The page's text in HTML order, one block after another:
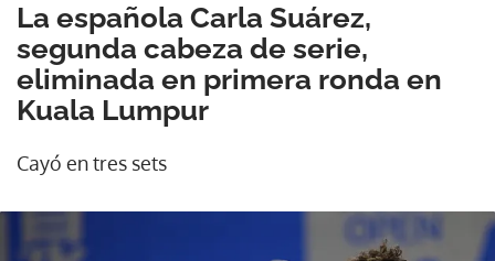
La española Carla Suárez,
segunda cabeza de serie,
eliminada en primera ronda en
Kuala Lumpur
Cayó en tres sets